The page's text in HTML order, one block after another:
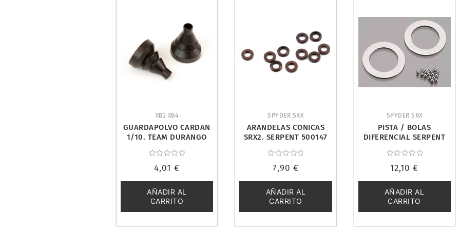
XB2 XB4
GUARDAPOLVO CARDAN
1/10. TEAM DURANGO
con
de
5
4,01 €
AÑADIR AL
CARRITO
SPYDER SRX
ARANDELAS CONICAS
SRX2. SERPENT 500147
con
de
5
7,90 €
AÑADIR AL
CARRITO
SPYDER SRX
PISTA / BOLAS
DIFERENCIAL SERPENT
con
de
5
12,10€
AÑADIR AL
CARRITO